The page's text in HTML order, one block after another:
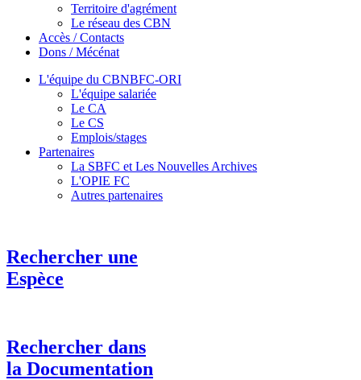
Territoire d'agrément
Le réseau des CBN
Accès / Contacts
Dons / Mécénat
L'équipe du CBNBFC-ORI
L'équipe salariée
Le CA
Le CS
Emplois/stages
Partenaires
La SBFC et Les Nouvelles Archives
L'OPIE FC
Autres partenaires
Rechercher une
Espèce
Rechercher dans
la Documentation